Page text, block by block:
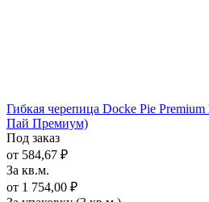
Гибкая черепица Docke Pie
Пай Премиум)
Под заказ
от 584,67 ₽
За кв.м.
от 1 754,00 ₽